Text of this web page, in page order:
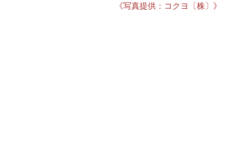
《写真提供：コクヨ〔株〕》